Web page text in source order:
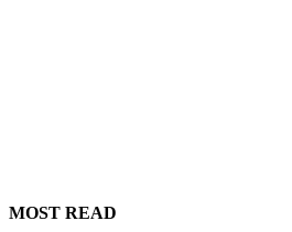
MOST READ